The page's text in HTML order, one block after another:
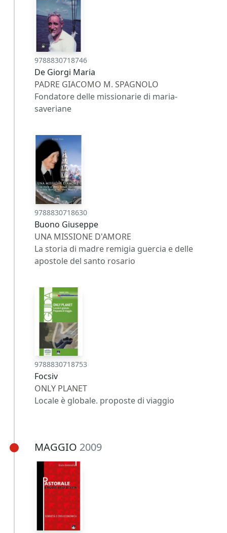
9788830718746
De Giorgi Maria
PADRE GIACOMO M. SPAGNOLO
Fondatore delle missionarie di maria-
saveriane
9788830718630
Buono Giuseppe
UNA MISSIONE D'AMORE
La storia di madre remigia guercia e delle
apostole del santo rosario
9788830718753
Focsiv
ONLY PLANET
Locale è globale. proposte di viaggio
MAGGIO 2009